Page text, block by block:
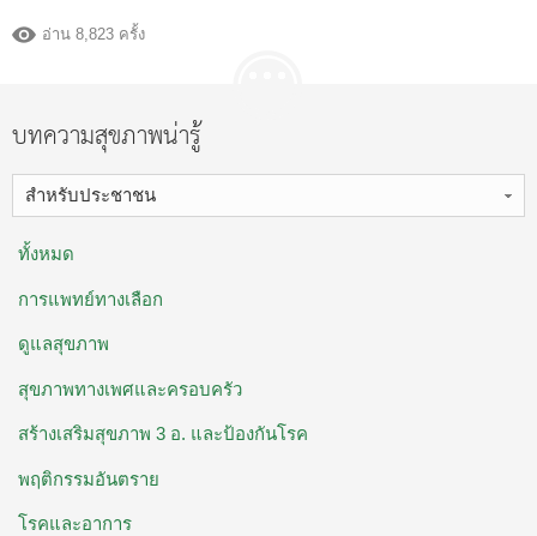
อ่าน 8,823 ครั้ง
บทความสุขภาพน่ารู้
สำหรับประชาชน
ทั้งหมด
การแพทย์ทางเลือก
ดูแลสุขภาพ
สุขภาพทางเพศและครอบครัว
สร้างเสริมสุขภาพ 3 อ. ​และป้องกันโรค
พฤติกรรมอันตราย
โรคและอาการ